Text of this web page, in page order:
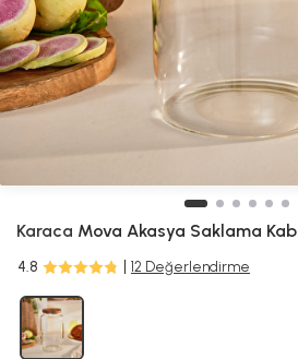
Karaca Mova Akasya Saklama
4.8 12 Değerlendirme